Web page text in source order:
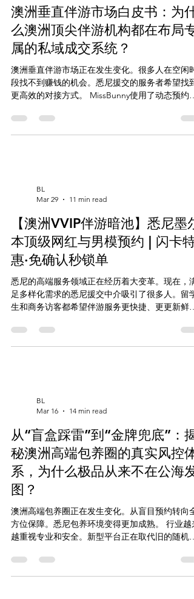
沉淀 + 复盘 + 战略转型 的真实记录。 👇 立即启用
澳洲兔女郎AI预约系统： 🌐 看图选人 (Web App):
Missbunny.ai 🤖 一键锁单 (TG Bot):
@Missbunnyai5bot 🔗 官方频道 (防失联):
澳洲垂直伴游市场白皮书：为什
么澳洲顶尖伴游机构都在布局专
属的私域成交系统？
澳洲垂直伴游市场正在发生变化。很多人在空闲时
段找不到赚钱的机会。悉尼援交的服务者希望找到
更高效的对接方式。 MissBunny使用了动态预约交
入。 私域成交系统提高了个人品牌的价值。它让传
统的“黄页广告站”模式逐渐消失。 通过技术驱动的
(Web App): Missbunny.ai 🤖 一键锁单 (TG Bot):
@Missbunnyai5bot 🔗 官方频道 (防失联):
https://www.missbunny.ai/links/missbunnyai5 💗
久地址：https://webapp.missbunny.ai 主要收获
速将闲置时段转换为有效订单 降低沟通与违约带来
的业务风险 强化私域思维并扩展个人品牌 利用动
BL
Mar 29
11 min read
【澳洲VVIP伴游暗池】悉尼墨尔
本顶级网红与男模预约 | 闪卡特
惠·免确认秒锁单
悉尼的高端服务领域正在经历着大变革。现在，满
足多样化需求的悉尼援交中介吸引了很多人。留学
生和商务访客都希望伴游服务更快捷、更更新鲜。
MissBunnyAI是这种变革的领头羊。它使用全新的
态算法，精准匹配模特和潜在客源。 悉尼援交中介
Missbunny.ai 🤖 一键锁单 (TG Bot):
@Missbunnyai5bot 🔗 官方频道 (防失联):
https://www.missbunny.ai/links/missbunnyai5 💗
久地址：https://webapp.missbunny.ai 这种技术升
级不仅让客户体验更好，也让行业竞争加剧。对那
些希望避免繁琐沟通、追求安全交易环境的人来
说，这是一个全新的机会。 重点提示 悉尼拥有庞
的国际与本
BL
Mar 16
14 min read
从“盲盒踩雷”到“金牌兜底”：揭
秘澳洲高端包养圈的真实风控体
系，为什么极品从来不在公海发
图？
澳洲高端包养圈正在发生变化。从盲目预约转向全
方位保障。悉尼包养环境变得更加成熟。 行业越来
越重视专业和安全。新型平台正在取代旧的随机模
不断改进服务。它让独立模特和客户通过动态预约
和高效锁单找到匹配。这种智能化平台在悉尼包养